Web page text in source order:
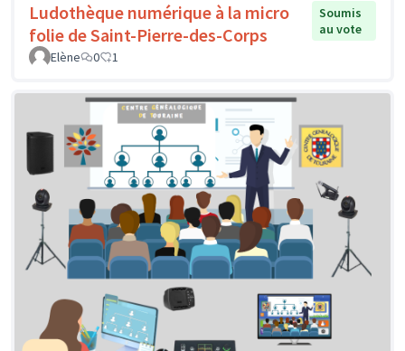
Ludothèque numérique à la micro
folie de Saint-Pierre-des-Corps
Soumis
au vote
Elène
0 1